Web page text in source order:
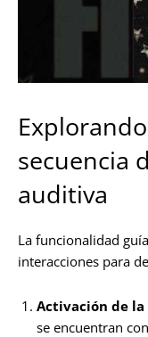
secuencia
auditiva
La funcionalidad
interacciones para
Activación de
se encuentran